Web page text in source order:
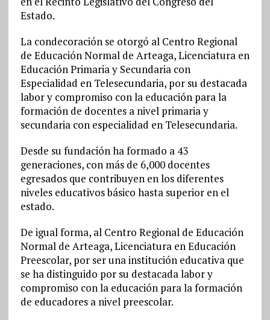
Estado.
La condecoración se otorgó al Centro Regional
de Educación Normal de Arteaga, Licenciatura en
Educación Primaria y Secundaria con
Especialidad en Telesecundaria, por su destacada
labor y compromiso con la educación para la
formación de docentes a nivel primaria y
secundaria con especialidad en Telesecundaria.
Desde su fundación ha formado a 43
generaciones, con más de 6,000 docentes
egresados que contribuyen en los diferentes
niveles educativos básico hasta superior en el
estado.
De igual forma, al Centro Regional de Educación
Normal de Arteaga, Licenciatura en Educación
Preescolar, por ser una institución educativa que
se ha distinguido por su destacada labor y
compromiso con la educación para la formación
de educadores a nivel preescolar.